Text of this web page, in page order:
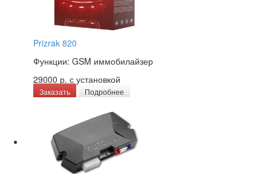
Prizrak 820
Функции: GSM иммобилайзер
29000 р. с установкой
Заказать Подробнее